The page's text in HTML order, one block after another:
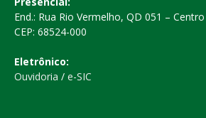
End.: Rua Rio Vermelho, QD 051 – Centro
CEP: 68524-000
Eletrônico:
Ouvidoria / e-SIC